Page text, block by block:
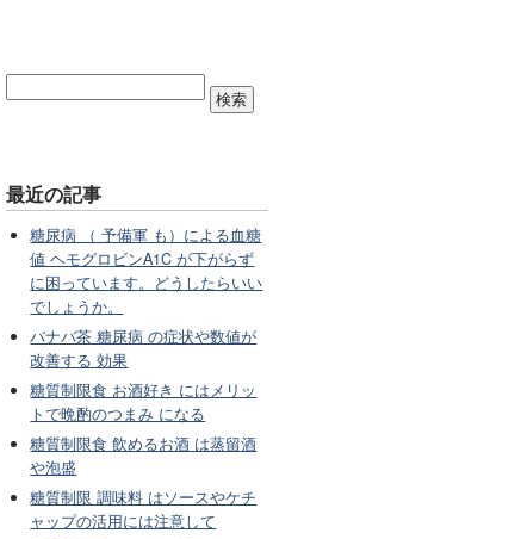
最近の記事
糖尿病 （ 予備軍 も）による血糖
値 ヘモグロビンA1C が下がらず
に困っています。どうしたらいい
でしょうか。
バナバ茶 糖尿病 の症状や数値が
改善する 効果
糖質制限食 お酒好き にはメリッ
トで晩酌のつまみ になる
糖質制限食 飲めるお酒 は蒸留酒
や泡盛
糖質制限 調味料 はソースやケチ
ャップの活用には注意して